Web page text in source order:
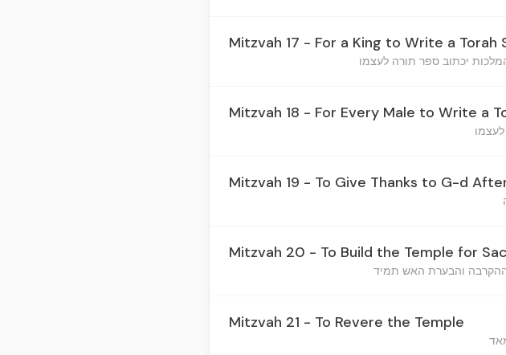
Mitzvah 17 - For a King to Write a Torah
Mitzvah 18 - For Every Male to Write a
Mitzvah 19 - To Give Thanks to G-d
Mitzvah 20 - To Build the Temple for
Mitzvah 21 - To Revere the Temple